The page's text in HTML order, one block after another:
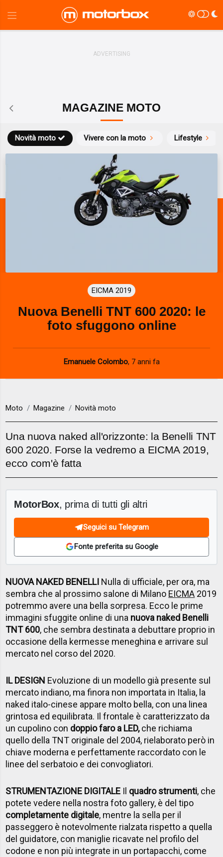
MAGAZINE MOTO
Novità moto Vivere con la moto Lifestyle
EICMA 2019
Nuova Benelli TNT 600 2020: le
foto sfuggono online
Emanuele Colombo, 7 anni fa
Moto Magazine Novità moto
Una nuova naked all'orizzonte: la Benelli TNT
600 2020. Forse la vedremo a EICMA 2019,
ecco com'è fatta
MotorBox, prima di tutti gli altri
Seguici su Telegram
Fonte preferita su Google
NUOVA NAKED BENELLI Nulla di ufficiale, per ora, ma
sembra che al prossimo salone di Milano EICMA 2019
potremmo avere una bella sorpresa. Ecco le prime
immagini sfuggite online di una nuova naked Benelli
TNT 600, che sembra destinata a debuttare proprio in
occasione della kermesse meneghina e arrivare sul
mercato nel corso del 2020.
IL DESIGN Evoluzione di un modello già presente sul
mercato indiano, ma finora non importata in Italia, la
naked italo-cinese appare molto bella, con una linea
grintosa ed equilibrata. Il frontale è caratterizzato da
un cupolino con doppio faro a LED,che richiama
quello della TNT originale del 2004, rielaborato però in
chiave moderna e perfettamente raccordato con le
linee del serbatoio e dei convogliatori.
STRUMENTAZIONE DIGITALE Il quadro strumenti, che
potete vedere nella nostra foto gallery, è del tipo
completamente digitale, mentre la sella per il
passeggero è notevolmente rialzata rispetto a quella
del guidatore, con maniglie ricavate nel profilo del
codone e non più integrate in un portapacchi, come